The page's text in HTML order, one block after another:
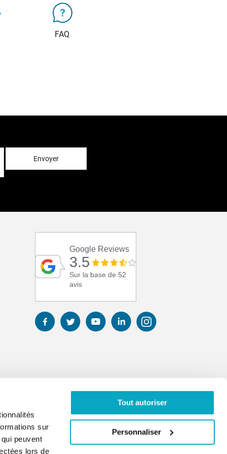
sur
peuvent
lors de
Tout autoriser
Personnaliser
FAQ
Envoyer
Google Reviews
3.5
Sur la base de 52
avis